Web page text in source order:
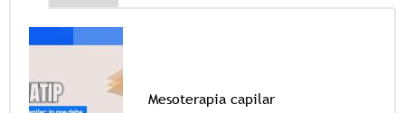
Mesoterapia capilar